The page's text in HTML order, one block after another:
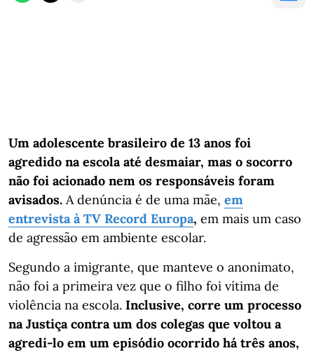
Um adolescente brasileiro de 13 anos foi
agredido na escola até desmaiar, mas o socorro
não foi acionado nem os responsáveis foram
avisados. A denúncia é de uma mãe, em
entrevista à TV Record Europa, em mais um caso
de agressão em ambiente escolar.
Segundo a imigrante, que manteve o anonimato,
não foi a primeira vez que o filho foi vítima de
violência na escola. Inclusive, corre um processo
na Justiça contra um dos colegas que voltou a
agredi-lo em um episódio ocorrido há três anos,